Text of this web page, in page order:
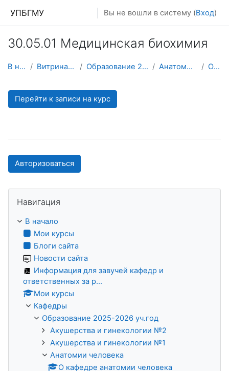
УПБГМУ Вы не вошли в систему (Вход)
30.05.01 Медицинская биохимия
В начало Витрина курсов 3KL Образование 2025-2026 уч.год Анатомии человека О курсе
Перейти к записи на курс
Авторизоваться
Навигация
В начало
Мои курсы
Блоги сайта
Новости сайта
Информация для завучей кафедр и
ответственных за р...
Мои курсы
Кафедры
Образование 2025-2026 уч.год
Акушерства и гинекологии №2
Акушерства и гинекологии №1
Анатомии человека
О кафедре анатомии человека